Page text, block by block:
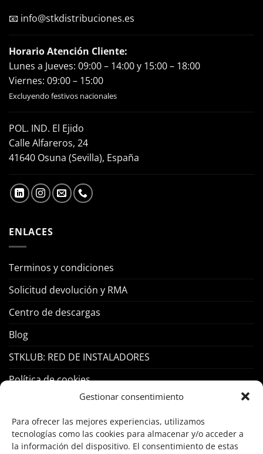
Gestionar consentimiento
Para ofrecer las mejores experiencias, utilizamos
tecnologías como las cookies para almacenar y/o acceder a
la información del dispositivo. El consentimiento de estas
📧 info@stkdistribuciones.es
Horario Atención Cliente:
Lunes a Jueves: 09:00 – 14:00 y 15:00 – 18:00
Viernes: 09:00 – 15:00
Excluyendo festivos nacionales
POL. IND. El Ejido
Calle Alfareros, 24
41640 Osuna (Sevilla), España
ENLACES
Terminos y condiciones
Solicitud devolución y RMA
Centro de descargas
Blog
STKLUB: RED DE INSTALADORES
Política de cookies
Control Acceso